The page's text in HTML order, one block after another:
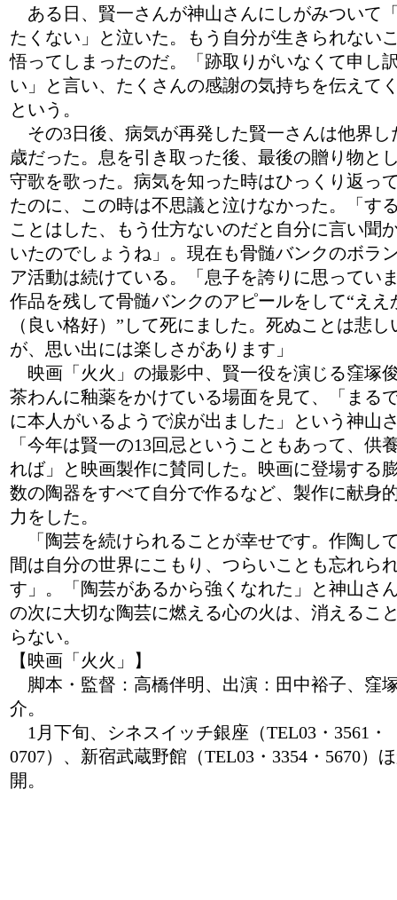
ある日、賢一さんが神山さんにしがみついて
たくない」と泣いた。もう自分が生きられない
悟ってしまったのだ。「跡取りがいなくて申し
い」と言い、たくさんの感謝の気持ちを伝えて
という。
その3日後、病気が再発した賢一さんは他界し
歳だった。息を引き取った後、最後の贈り物と
守歌を歌った。病気を知った時はひっくり返っ
たのに、この時は不思議と泣けなかった。「す
ことはした、もう仕方ないのだと自分に言い聞
いたのでしょうね」。現在も骨髄バンクのボラ
ア活動は続けている。「息子を誇りに思ってい
作品を残して骨髄バンクのアピールをして“ええ
（良い格好）”して死にました。死ぬことは悲し
が、思い出には楽しさがあります」
映画「火火」の撮影中、賢一役を演じる窪塚
茶わんに釉薬をかけている場面を見て、「まる
に本人がいるようで涙が出ました」という神山
「今年は賢一の13回忌ということもあって、供
れば」と映画製作に賛同した。映画に登場する
数の陶器をすべて自分で作るなど、製作に献身
力をした。
「陶芸を続けられることが幸せです。作陶し
間は自分の世界にこもり、つらいことも忘れら
す」。「陶芸があるから強くなれた」と神山さ
の次に大切な陶芸に燃える心の火は、消えるこ
らない。
【映画「火火」】
脚本・監督：高橋伴明、出演：田中裕子、窪
介。
1月下旬、シネスイッチ銀座（TEL03・3561・
0707）、新宿武蔵野館（TEL03・3354・5670）
開。